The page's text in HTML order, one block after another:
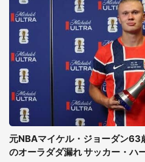
元NBAマイケル・ジョーダン63
のオーラダダ漏れ サッカー・ハ